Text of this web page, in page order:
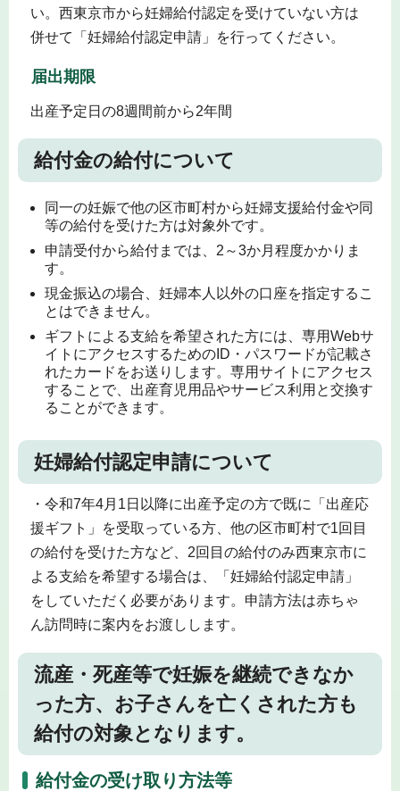
い。西東京市から妊婦給付認定を受けていない方は
併せて「妊婦給付認定申請」を行ってください。
届出期限
出産予定日の8週間前から2年間
給付金の給付について
同一の妊娠で他の区市町村から妊婦支援給付金や同
等の給付を受けた方は対象外です。
申請受付から給付までは、2～3か月程度かかりま
す。
現金振込の場合、妊婦本人以外の口座を指定するこ
とはできません。
ギフトによる支給を希望された方には、専用Webサ
イトにアクセスするためのID・パスワードが記載さ
れたカードをお送りします。専用サイトにアクセス
することで、出産育児用品やサービス利用と交換す
ることができます。
妊婦給付認定申請について
・令和7年4月1日以降に出産予定の方で既に「出産応
援ギフト」を受取っている方、他の区市町村で1回目
の給付を受けた方など、2回目の給付のみ西東京市に
よる支給を希望する場合は、「妊婦給付認定申請」
をしていただく必要があります。申請方法は赤ちゃ
ん訪問時に案内をお渡しします。
流産・死産等で妊娠を継続できなか
った方、お子さんを亡くされた方も
給付の対象となります。
給付金の受け取り方法等